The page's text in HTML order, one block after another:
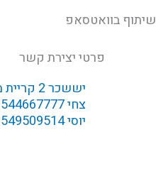
שיתוף בוואטסאפ
פרטי יצירת קשר
יששכר 2 קריית מוצקין
צחי 0544667777
יוסי 0549509514